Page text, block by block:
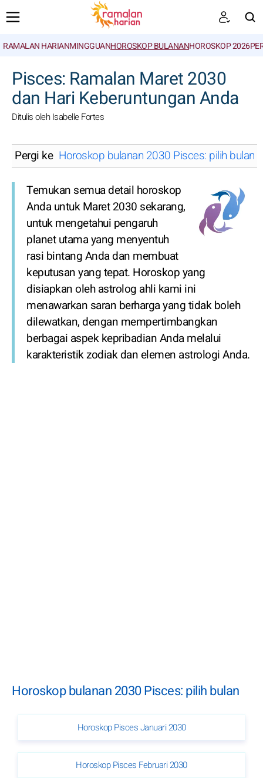
RAMALAN HARIANMINGGUANHOROSKOP BULANANHOROSKOP 2026
Pisces: Ramalan Maret 2030
dan Hari Keberuntungan Anda
Ditulis oleh Isabelle Fortes
Pergi ke Horoskop bulanan 2030 Pisces: pilih bulan
Temukan semua detail horoskop
Anda untuk Maret 2030 sekarang,
untuk mengetahui pengaruh
planet utama yang menyentuh
rasi bintang Anda dan membuat
keputusan yang tepat. Horoskop yang
disiapkan oleh astrolog ahli kami ini
menawarkan saran berharga yang tidak boleh
dilewatkan, dengan mempertimbangkan
berbagai aspek kepribadian Anda melalui
karakteristik zodiak dan elemen astrologi Anda.
Horoskop bulanan 2030 Pisces: pilih bulan
Horoskop Pisces Januari 2030
Horoskop Pisces Februari 2030